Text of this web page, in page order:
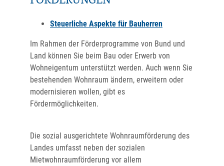
Steuerliche Aspekte für Bauherren
Im Rahmen der Förderprogramme von Bund und
Land können Sie beim Bau oder Erwerb von
Wohneigentum unterstützt werden. Auch wenn Sie
bestehenden Wohnraum ändern, erweitern oder
modernisieren wollen, gibt es
Fördermöglichkeiten.
Die sozial ausgerichtete Wohnraumförderung des
Landes umfasst neben der sozialen
Mietwohnraumförderung vor allem